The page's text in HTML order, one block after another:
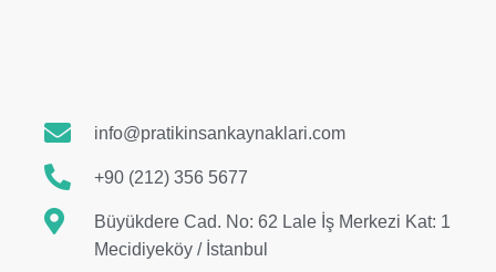
info@pratikinsankaynaklari.com
+90 (212) 356 5677
Büyükdere Cad. No: 62 Lale İş Merkezi Kat: 1
Mecidiyeköy / İstanbul